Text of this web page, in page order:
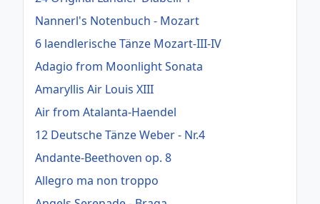
Nannerl's Notenbuch - Mozart
6 laendlerische Tänze Mozart-III-IV
Adagio from Moonlight Sonata
Amaryllis Air Louis XIII
Air from Atalanta-Haendel
12 Deutsche Tänze Weber - Nr.4
Andante-Beethoven op. 8
Allegro ma non troppo